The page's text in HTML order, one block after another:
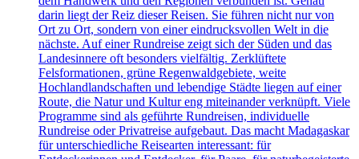
darin liegt der Reiz dieser Reisen. Sie führen nicht nur von
Ort zu Ort, sondern von einer eindrucksvollen Welt in die
nächste. Auf einer Rundreise zeigt sich der Süden und das
Landesinnere oft besonders vielfältig. Zerklüftete
Felsformationen, grüne Regenwaldgebiete, weite
Hochlandlandschaften und lebendige Städte liegen auf einer
Route, die Natur und Kultur eng miteinander verknüpft. Viele
Programme sind als geführte Rundreisen, individuelle
Rundreise oder Privatreise aufgebaut. Das macht Madagaskar
für unterschiedliche Reisearten interessant: für